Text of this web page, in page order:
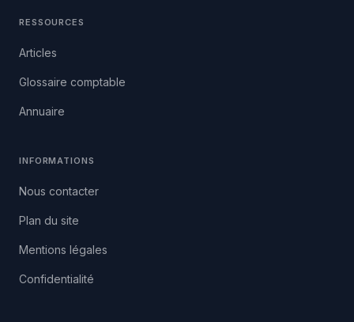
RESSOURCES
Articles
Glossaire comptable
Annuaire
INFORMATIONS
Nous contacter
Plan du site
Mentions légales
Confidentialité